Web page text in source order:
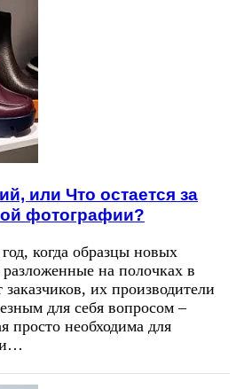
или Что остается за
фотографии?
когда образцы новых
на полочках в
их производители
для себя вопросом –
просто необходима для
и…